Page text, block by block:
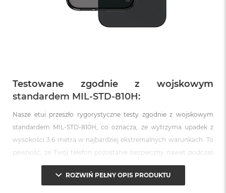
Testowane zgodnie z wojskowym
standardem MIL-STD-810H:
Nasze etui przeszło rygorystyczne testy zgodnie z wojskowym
standardem MIL-STD-810H, co oznacza, że wytrzyma upadek z
wysokości 3,6 metra w najbardziej ekstremalnych warunkach. To
pewność, że Twój telefon pozostanie bezpieczny nawet podczas
niefortunnych wypadków.
Odporność na zarysowania i uszkodzenia:
ROZWIŃ PEŁNY OPIS PRODUKTU